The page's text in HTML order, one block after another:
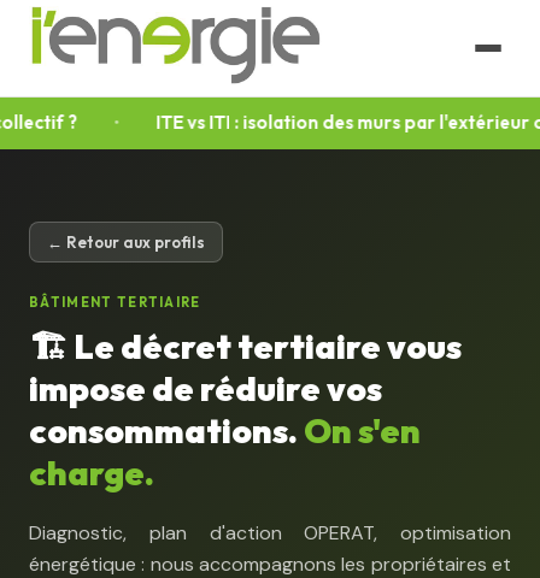
? ITE vs ITI : isolation des murs par l'extérieur
← Retour aux profils
BÂTIMENT TERTIAIRE
🏗️ Le décret tertiaire vous
impose de réduire vos
consommations. On s'en
charge.
Diagnostic, plan d'action OPERAT, optimisation
énergétique : nous accompagnons les propriétaires et